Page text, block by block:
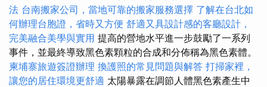
法 台南搬家公司，當地可靠的搬家服務選擇 了解在台北如
何辦理台胞證，省時又方便 舒適又具設計感的客廳設計，
完美融合美學與實用 提高的營地水平進一步鼓勵了一系列
事件，並最終導致黑色素顆粒的合成和分佈稱為黑色素體。
柬埔寨旅遊簽證辦理 換護照的常見問題與解答 打掃家裡，
讓您的居住環境更舒適 太陽暴露在調節人體黑色素產生中